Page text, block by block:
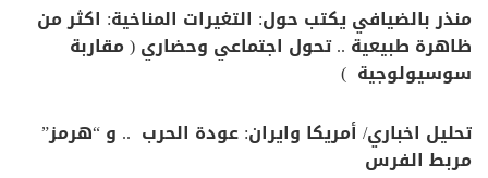
منذر بالضيافي يكتب حول: التغيرات المناخية: اكثر من
ظاهرة طبيعية .. تحول اجتماعي وحضاري ( مقاربة
سوسيولوجية )
تحليل اخباري/ أمريكا وايران: عودة الحرب .. و “هرمز”
مربط الفرس